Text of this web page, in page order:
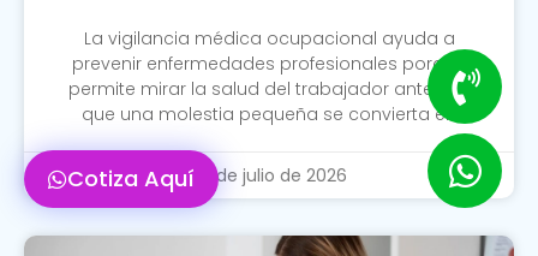
La vigilancia médica ocupacional ayuda a
prevenir enfermedades profesionales porque
permite mirar la salud del trabajador antes de
que una molestia pequeña se convierta en
20 de julio de 2026
Cotiza Aquí